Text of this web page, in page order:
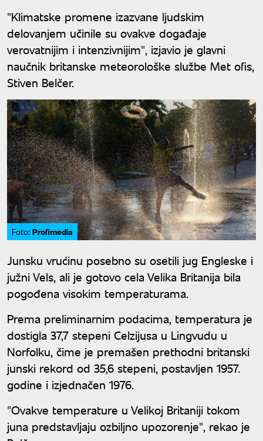
"Klimatske promene izazvane ljudskim
delovanjem učinile su ovakve događaje
verovatnijim i intenzivnijim", izjavio je glavni
naučnik britanske meteorološke službe Met ofis,
Stiven Belčer.
Foto: Profimedia
Junsku vrućinu posebno su osetili jug Engleske i
južni Vels, ali je gotovo cela Velika Britanija bila
pogođena visokim temperaturama.
Prema preliminarnim podacima, temperatura je
dostigla 37,7 stepeni Celzijusa u Lingvudu u
Norfolku, čime je premašen prethodni britanski
junski rekord od 35,6 stepeni, postavljen 1957.
godine i izjednačen 1976.
"Ovakve temperature u Velikoj Britaniji tokom
juna predstavljaju ozbiljno upozorenje", rekao je